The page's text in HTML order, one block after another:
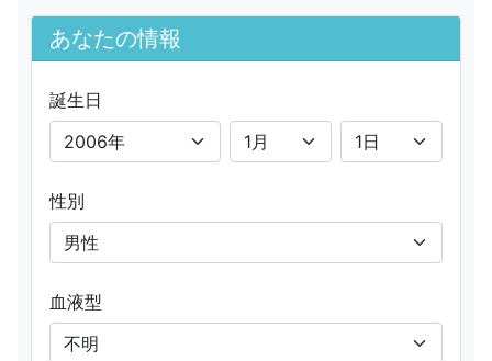
あなたの情報
誕生日
性別
血液型